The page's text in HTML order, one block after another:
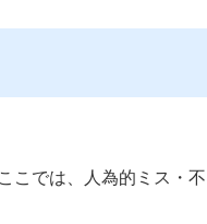
こでは、人為的ミス・不